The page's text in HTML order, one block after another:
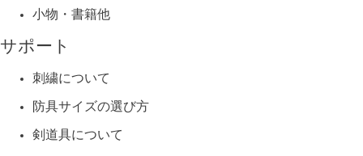
小物・書籍他
サポート
刺繍について
防具サイズの選び方
剣道具について